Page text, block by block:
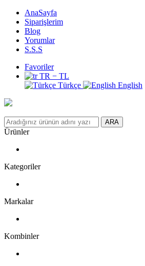
AnaSayfa
Siparişlerim
Blog
Yorumlar
S.S.S
Favoriler
TR − TL
Türkçe
English
ARA
Ürünler
Kategoriler
Markalar
Kombinler